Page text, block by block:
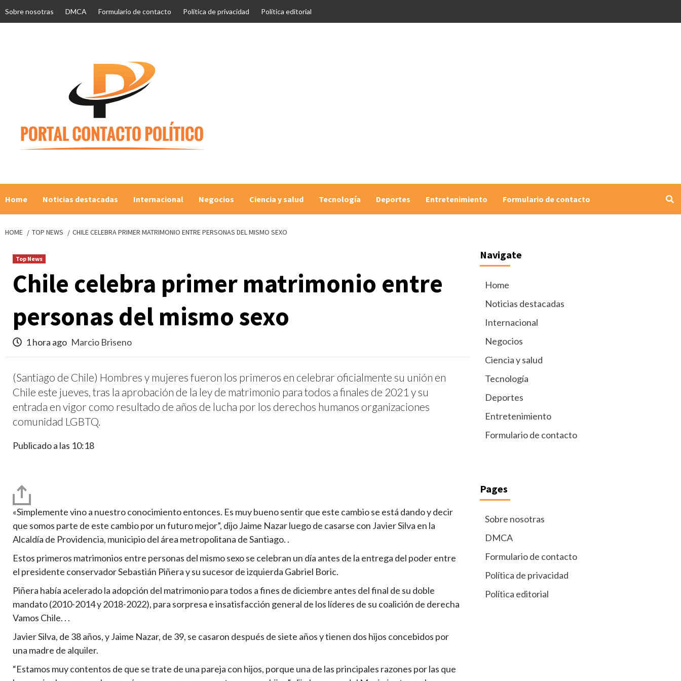
Sobre nosotras DMCA Formulario de contacto Política de privacidad Política editorial
Home Noticias destacadas Internacional Negocios Ciencia y salud Tecnología Deportes Entretenimiento Formulario de contacto
HOME TOP NEWS CHILE CELEBRA PRIMER MATRIMONIO ENTRE PERSONAS DEL MISMO SEXO
Top News
Chile celebra primer matrimonio entre
personas del mismo sexo
1 hora ago Marcio Briseno
(Santiago de Chile) Hombres y mujeres fueron los primeros en celebrar oficialmente su unión en
Chile este jueves, tras la aprobación de la ley de matrimonio para todos a finales de 2021 y su
entrada en vigor como resultado de años de lucha por los derechos humanos organizaciones
comunidad LGBTQ.
Publicado a las 10:18
«Simplemente vino a nuestro conocimiento entonces. Es muy bueno sentir que este cambio se está dando y decir
que somos parte de este cambio por un futuro mejor”, dijo Jaime Nazar luego de casarse con Javier Silva en la
Alcaldía de Providencia, municipio del área metropolitana de Santiago. .
Estos primeros matrimonios entre personas del mismo sexo se celebran un día antes de la entrega del poder entre
el presidente conservador Sebastián Piñera y su sucesor de izquierda Gabriel Boric.
Piñera había acelerado la adopción del matrimonio para todos a fines de diciembre antes del final de su doble
mandato (2010-2014 y 2018-2022), para sorpresa e insatisfacción general de los líderes de su coalición de derecha
Vamos Chile. . .
Javier Silva, de 38 años, y Jaime Nazar, de 39, se casaron después de siete años y tienen dos hijos concebidos por
una madre de alquiler.
“Estamos muy contentos de que se trate de una pareja con hijos, porque una de las principales razones por las que
Navigate
Home
Noticias destacadas
Internacional
Negocios
Ciencia y salud
Tecnología
Deportes
Entretenimiento
Formulario de contacto
Pages
Sobre nosotras
DMCA
Formulario de contacto
Política de privacidad
Política editorial